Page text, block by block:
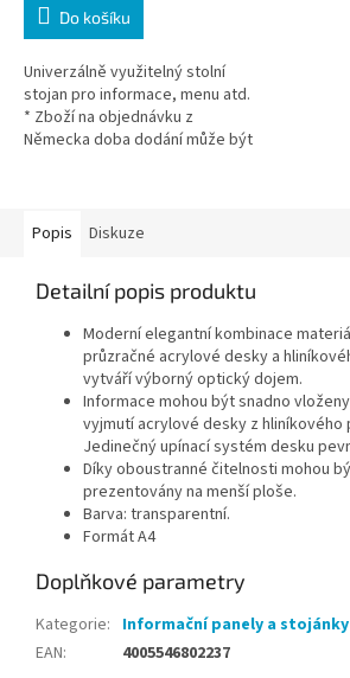
Do košíku
Univerzálně využitelný stolní
stojan pro informace, menu atd.
* Zboží na objednávku z
Německa doba dodání může být
Popis Diskuze
Detailní popis produktu
Moderní elegantní kombinace
průzračné acrylové desky a
vytváří výborný optický dojem.
Informace mohou být snadno
vyjmutí acrylové desky z hliníkového
Jedinečný upínací systém desku
Díky oboustranné čitelnosti mohou
prezentovány na menší ploše.
Barva: transparentní.
Formát A4
Doplňkové parametry
Kategorie: Informační panely a stojánky
EAN: 4005546802237